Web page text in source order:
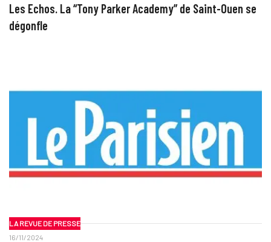
Les Echos. La “Tony Parker Academy” de Saint-Ouen se
dégonfle
LA REVUE DE PRESSE
16/11/2024